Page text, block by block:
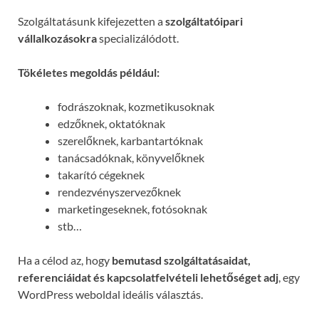
Szolgáltatásunk kifejezetten aszolgáltatóipari
vállalkozásokraspecializálódott.
Tökéletes megoldás például:
fodrászoknak, kozmetikusoknak
edzőknek, oktatóknak
szerelőknek, karbantartóknak
tanácsadóknak, könyvelőknek
takarító cégeknek
rendezvényszervezőknek
marketingeseknek, fotósoknak
stb…
Ha a célod az, hogy bemutasd szolgáltatásaidat,
referenciáidat és kapcsolatfelvételi lehetőséget adj , egy
WordPress weboldal ideális választás.